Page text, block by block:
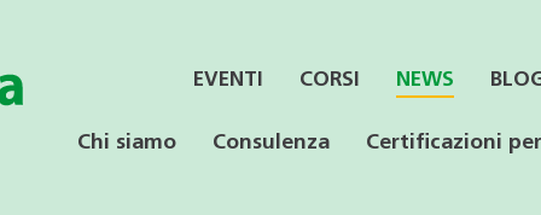
EVENTI CORSI NEWS
Chi siamo Consulenza Certificazioni